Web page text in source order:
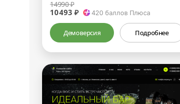
14990 ₽
10493 ₽ 420баллов Плюса
Демоверсия Подробнее